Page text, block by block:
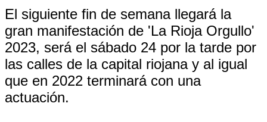
El siguiente fin de semana llegará la
gran manifestación de 'La Rioja Orgullo'
2023, será el sábado 24 por la tarde por
las calles de la capital riojana y al igual
que en 2022 terminará con una
actuación.